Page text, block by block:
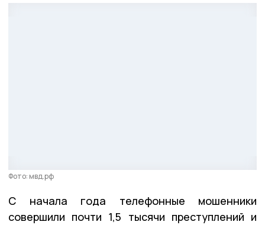
Фото: мвд.рф
С начала года телефонные мошенники
совершили почти 1,5 тысячи преступлений и